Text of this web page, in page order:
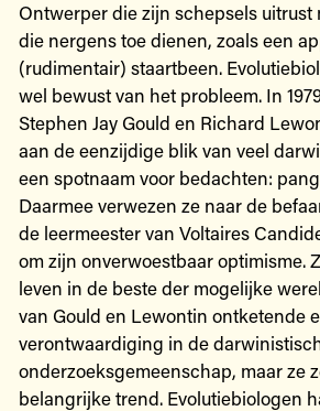
Ontwerper die zijn schepsels uitrust
die nergens toe dienen, zoals een
(rudimentair) staartbeen.
wel bewust van het probleem. In
Stephen Jay Gould en Richard
aan de eenzijdige blik van veel
een spotnaam voor bedachten:
Daarmee verwezen ze naar de
de leermeester van Voltaires
om zijn onverwoestbaar optimisme.
leven in de beste der mogelijke
van Gould en Lewontin ontketende
verontwaardiging in de
onderzoeksgemeenschap, maar ze
belangrijke trend. Evolutiebiologen